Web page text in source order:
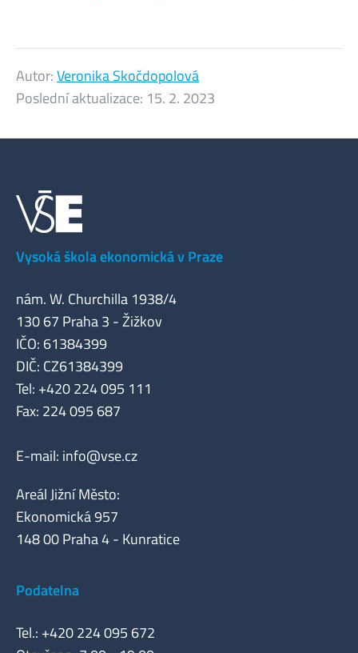
Autor:Veronika Skočdopolová
Poslední aktualizace: 15. 2. 2023
Vysoká škola ekonomická v Praze
nám. W. Churchilla 1938/4
130 67 Praha 3 - Žižkov
IČO: 61384399
DIČ: CZ61384399
Tel: +420 224 095 111
Fax: 224 095 687
E-mail: info@vse.cz
Areál Jižní Město:
Ekonomická 957
148 00 Praha 4 - Kunratice
Podatelna
Tel.: +420 224 095 672